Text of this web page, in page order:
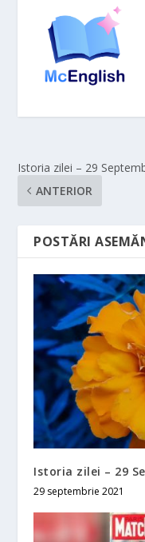
Istoria zilei – 29
ANTERIOR
POSTĂRI
Istoria zilei – 29
29 septembrie 2021